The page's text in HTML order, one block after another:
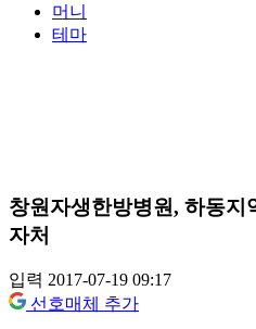
머니
테마
창원자생한방병원, 하동지
자처
입력 2017-07-19 09:17
선호매체 추가